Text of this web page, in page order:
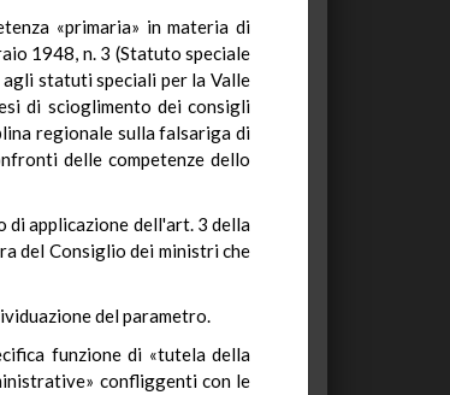
«primaria» in materia di
1948, n. 3 (Statuto speciale
statuti speciali per la Valle
di scioglimento dei consigli
regionale sulla falsariga di
delle competenze dello
di applicazione dell'art. 3 della
del Consiglio dei ministri che
del parametro.
funzione di «tutela della
confliggenti con le